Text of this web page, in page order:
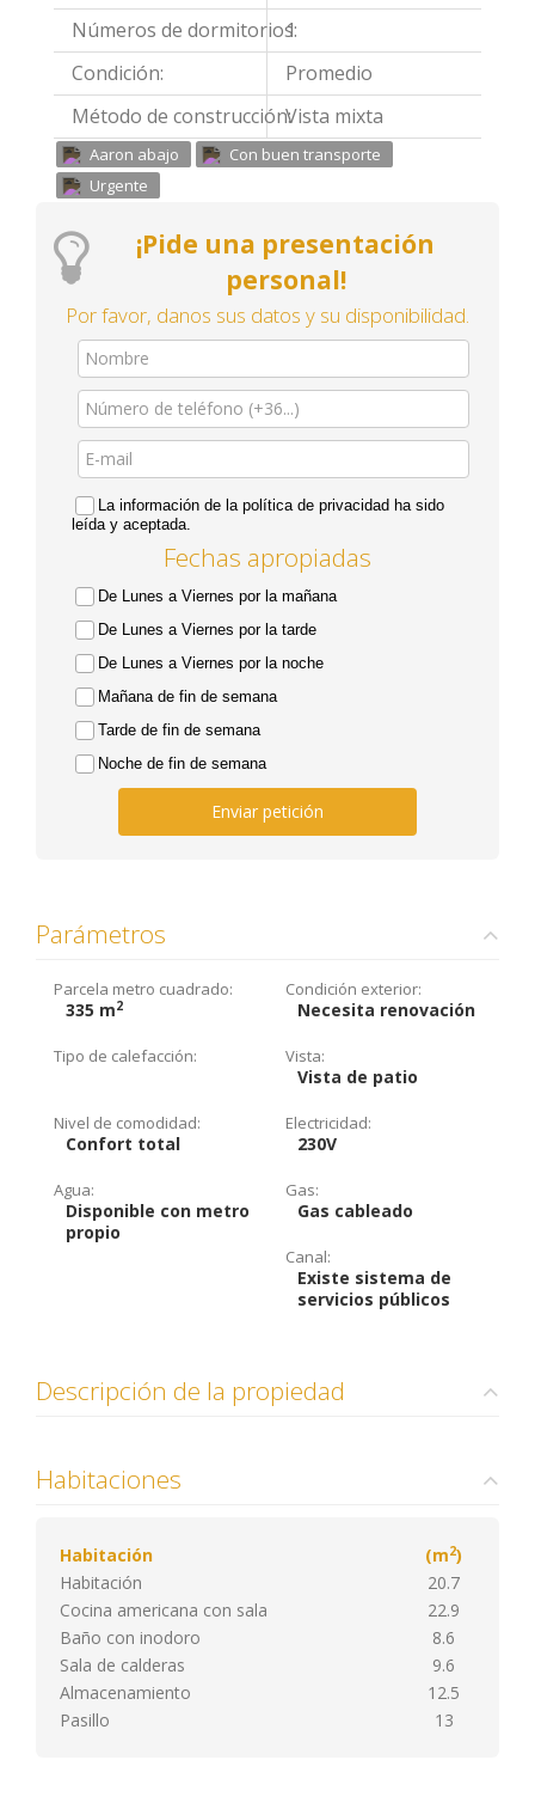
Números de dormitorios:
1
Condición:
Promedio
Método de construcción:Vista mixta
Aaron abajo
Con buen transporte
Urgente
¡Pide una presentación
personal!
Por favor, danos sus datos y su disponibilidad.
La información de la política de privacidad ha sido
leída y aceptada.
Fechas apropiadas
De Lunes a Viernes por la mañana
De Lunes a Viernes por la tarde
De Lunes a Viernes por la noche
Mañana de fin de semana
Tarde de fin de semana
Noche de fin de semana
Enviar petición
Parámetros
Parcela metro cuadrado:
335 m2
Condición exterior:
Necesita renovación
Tipo de calefacción: Vista:
Vista de patio
Nivel de comodidad:
Confort total
Electricidad:
230V
Agua:
Disponible con metro
propio
Gas:
Gas cableado
Canal:
Existe sistema de
servicios públicos
Descripción de la propiedad
Habitaciones
Habitación (m2)
Habitación
20.7
Cocina americana con sala
22.9
Baño con inodoro
8.6
Sala de calderas
9.6
Almacenamiento
12.5
Pasillo
13